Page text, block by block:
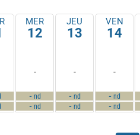
MER
12
-
-nd
-nd
JEU
13
-
-nd
-nd
VEN
14
-
-nd
-nd